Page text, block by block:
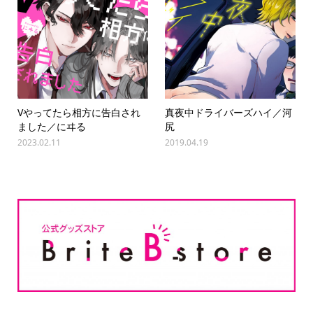
Vやってたら相方に告白され
ました／にヰる
2023.02.11
真夜中ドライバーズハイ／河
尻
2019.04.19